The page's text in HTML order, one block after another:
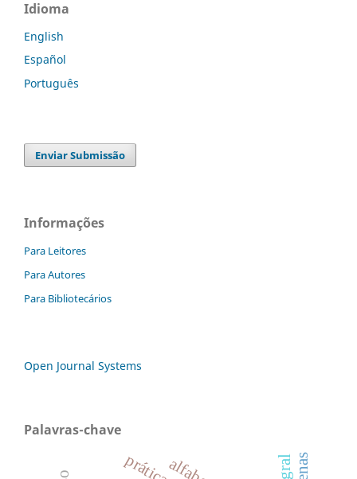
Idioma
English
Español
Português
Enviar Submissão
Informações
Para Leitores
Para Autores
Para Bibliotecários
Open Journal Systems
Palavras-chave